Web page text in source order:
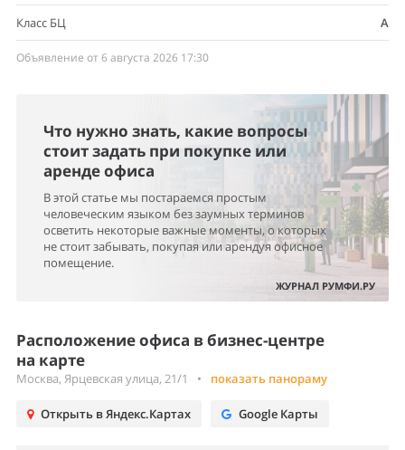
В этой статье мы постараемся простым
человеческим языком без заумных терминов
осветить некоторые важные моменты, о которых
не стоит забывать, покупая или арендуя офисное
ЖУРНАЛ РУМФИ.РУ
Расположение офиса в бизнес-центре
на карте
Москва, Ярцевская улица, 21/1 показать панораму
Открыть в Яндекс.Картах Google Карты